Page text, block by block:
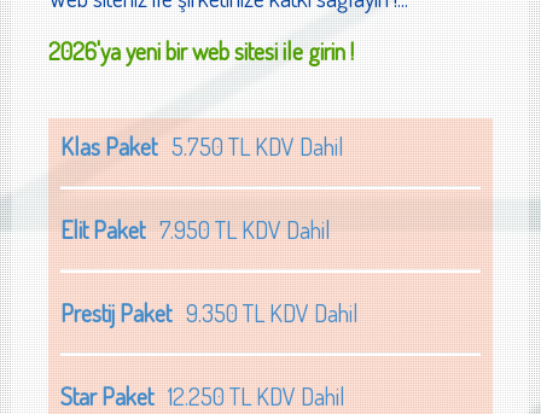
2026'ya yeni bir web sitesi ile girin !
Klas Paket5.750 TL KDV Dahil
Elit Paket7.950 TL KDV Dahil
Prestij Paket9.350 TL KDV Dahil
Star Paket12.250 TL KDV Dahil